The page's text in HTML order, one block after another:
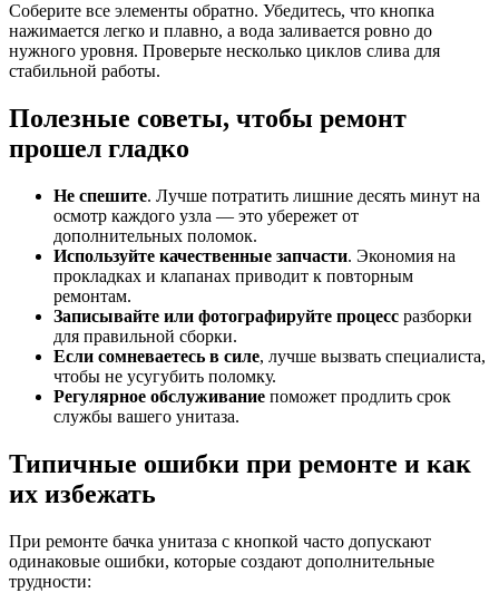
Соберите все элементы обратно. Убедитесь, что кнопка
нажимается легко и плавно, а вода заливается ровно до
нужного уровня. Проверьте несколько циклов слива для
стабильной работы.
Полезные советы, чтобы ремонт
прошел гладко
Не спешите. Лучше потратить лишние десять минут на
осмотр каждого узла — это убережет от
дополнительных поломок.
Используйте качественные запчасти. Экономия на
прокладках и клапанах приводит к повторным
ремонтам.
Записывайте или фотографируйте процесс разборки
для правильной сборки.
Если сомневаетесь в силе, лучше вызвать специалиста,
чтобы не усугубить поломку.
Регулярное обслуживание поможет продлить срок
службы вашего унитаза.
Типичные ошибки при ремонте и как
их избежать
При ремонте бачка унитаза с кнопкой часто допускают
одинаковые ошибки, которые создают дополнительные
трудности: